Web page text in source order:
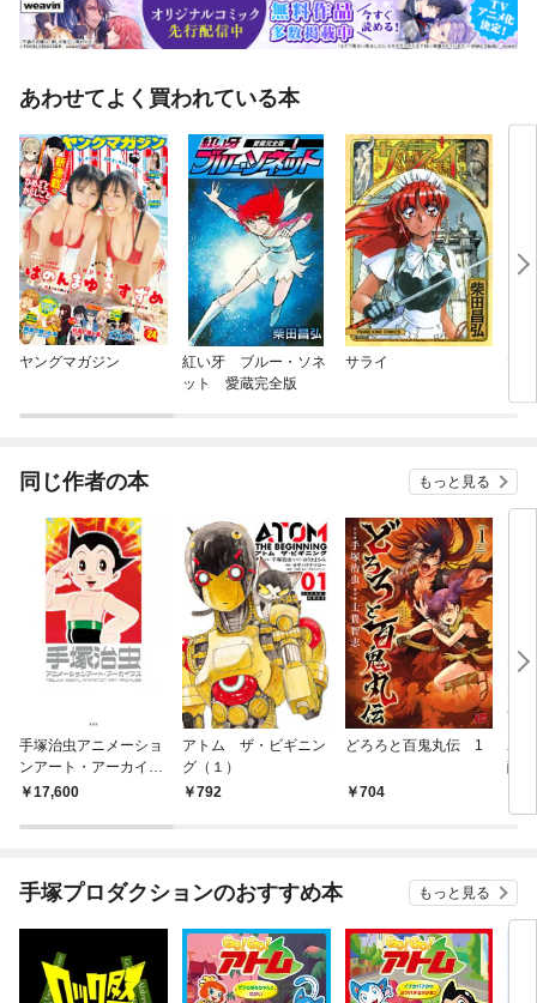
あわせてよく買われている本
ヤングマガジン
紅い牙 ブルー・ソネ
ット 愛蔵完全版
サライ 斎
同じ作者の本 もっと見る
手塚治虫アニメーショ
ンアート・アーカイブ
ス17,600
アトム ザ・ビギニン
グ（１）
792
どろろと百鬼丸伝 1
704
ユ
醒
手塚プロダクションのおすすめ本 もっと見る